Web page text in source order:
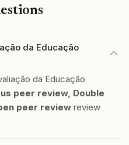
da Educação
da Educação
peer review, Double
peer review review